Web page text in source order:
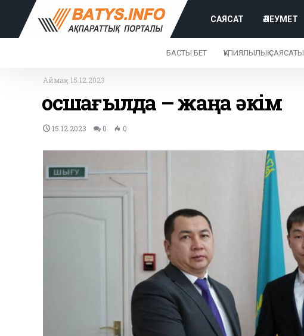
САЯСАТ ӘЛЕУМЕТ
БАСТЫ БЕТ ҚҰПИЯЛЫЛЫҚ САЯСАТЫ
Аймақ- 15.12.2023
Қосшағылда – жаңа әкім
15.12.2023 0 0